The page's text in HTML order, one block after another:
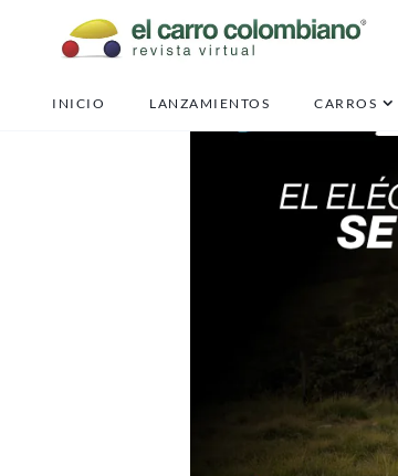
INICIO LANZAMIENTOS CARROS